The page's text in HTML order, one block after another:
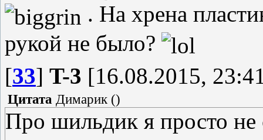
. На хрена
рукой не было?
[33] T-3 [16.08.2015,
Цитата Димарик()
Про шильдик я просто